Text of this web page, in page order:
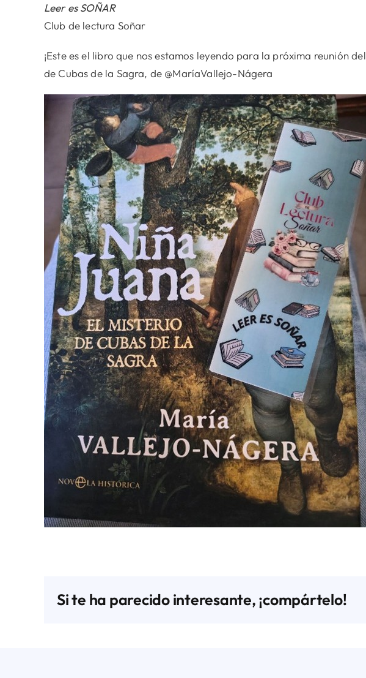
Leer es SOÑAR
Club de lectura Soñar
¡Este es el libro que nos estamos leyendo para la próxima reunión del
de Cubas de la Sagra, de @MaríaVallejo-Nágera
Si te ha parecido interesante, ¡compártelo!